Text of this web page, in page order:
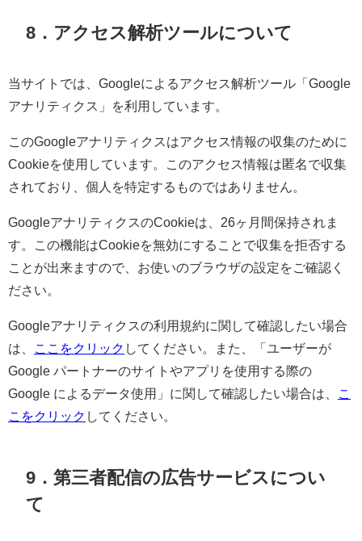
8．アクセス解析ツールについて
当サイトでは、Googleによるアクセス解析ツール「Google
アナリティクス」を利用しています。
このGoogleアナリティクスはアクセス情報の収集のために
Cookieを使用しています。このアクセス情報は匿名で収集
されており、個人を特定するものではありません。
GoogleアナリティクスのCookieは、26ヶ月間保持されま
す。この機能はCookieを無効にすることで収集を拒否する
ことが出来ますので、お使いのブラウザの設定をご確認く
ださい。
Googleアナリティクスの利用規約に関して確認したい場合
は、
ここをクリック してください。また、「ユーザーが
Google パートナーのサイトやアプリを使用する際の
Google によるデータ使用」に関して確認したい場合は、
こ
こをクリック してください。
9．第三者配信の広告サービスについ
て